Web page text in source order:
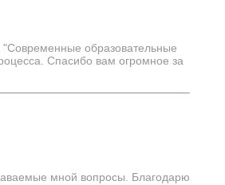
"Современные образовательные
Спасибо вам огромное за
мной вопросы. Благодарю